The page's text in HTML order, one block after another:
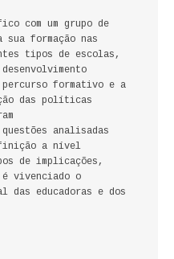
com um grupo de
sua formação nas
tipos de escolas,
formativo e a
das políticas
analisadas
a nível
de implicações,
é vivenciado o
das educadoras e dos